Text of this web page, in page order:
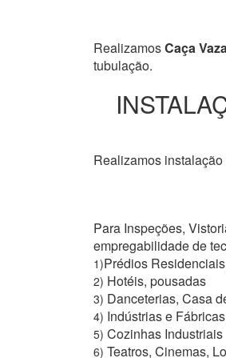
RealizamosCaça
tubulação.
Realizamos
Para Inspeções,
empregabilidade de
1)Prédios
2) Hotéis, pousadas
3) Danceterias, Casa
4) Indústrias e
5) Cozinhas Industriais
6) Teatros, Cinemas,